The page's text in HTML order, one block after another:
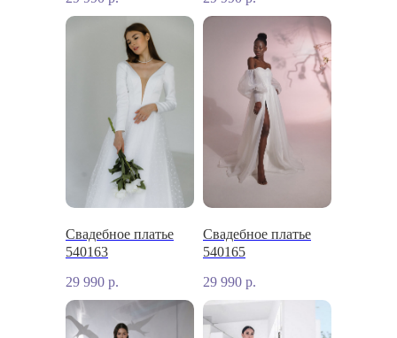
Свадебное платье
540163
29 990 р.
Свадебное платье
540165
29 990 р.